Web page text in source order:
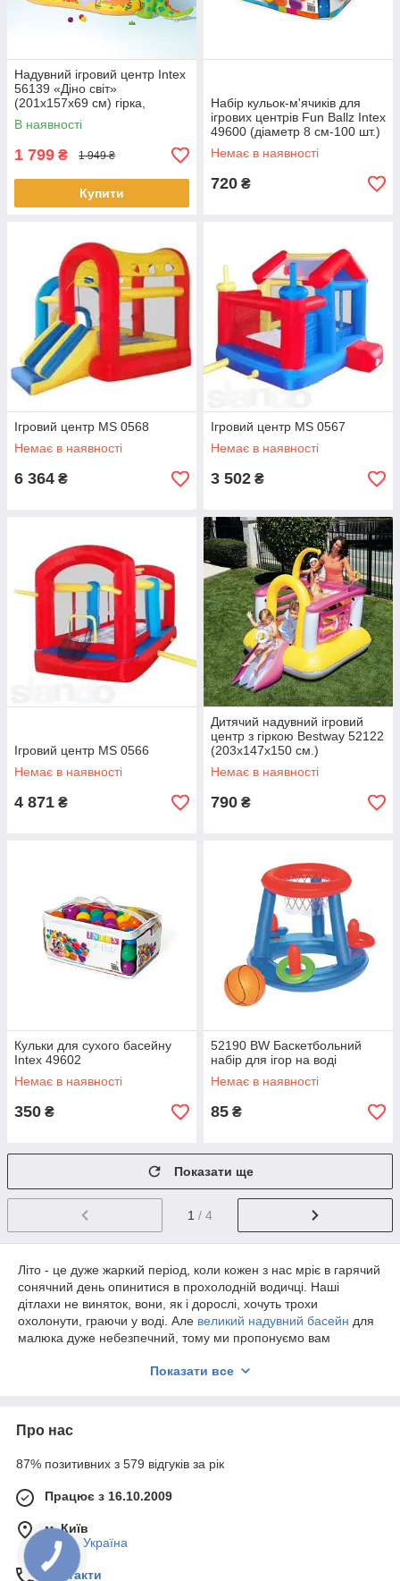
Надувний ігровий центр Intex
56139 «Діно світ»
(201х157х69 см) гірка,
фонтан
В наявності
1 799 ₴ 1 949 ₴
Купити
Набір кульок-м'ячиків для
ігрових центрів Fun Ballz Intex
49600 (діаметр 8 см-100 шт.)
Немає в наявності
720 ₴
Ігровий центр MS 0568
Немає в наявності
6 364 ₴
Ігровий центр MS 0567
Немає в наявності
3 502 ₴
Ігровий центр MS 0566
Немає в наявності
4 871 ₴
Дитячий надувний ігровий
центр з гіркою Bestway 52122
(203х147х150 см.)
Немає в наявності
790 ₴
Кульки для сухого басейну
Intex 49602
Немає в наявності
350 ₴
52190 BW Баскетбольний
набір для ігор на воді
Немає в наявності
85 ₴
Показати ще
1 / 4
Літо - це дуже жаркий період, коли кожен з нас мріє в гарячий
сонячний день опинитися в прохолодній водичці. Наші
дітлахи не виняток, вони, як і дорослі, хочуть трохи
охолонути, граючи у воді. Але великий надувний басейн для
малюка дуже небезпечний, тому ми пропонуємо вам
Надувний ігровий центр Intex - відмінна ідея для дітей, адже є
оскільки певні товари являють собою не тільки басейн, але і
комплекси, які нагадують будиночок, острів або замок, але це
вашої дитини в епоху динозаврів або в казковий світ
весело пограли, в комплект до деяких надувастикам входить
надувний м'яч, меч або навіть водяна гармата і ігровий
м'який щит. Що ж може бути веселіше? Ми також не забули
Показати все
Про нас
87% позитивних з 579 відгуків за рік
Працює з 16.10.2009
м. Київ
, Київ, Україна
Контакти